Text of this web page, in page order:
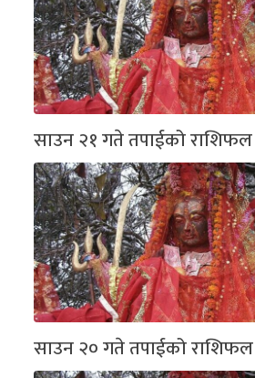
साउन २१ गते तपाईको
साउन २० गते तपाईको